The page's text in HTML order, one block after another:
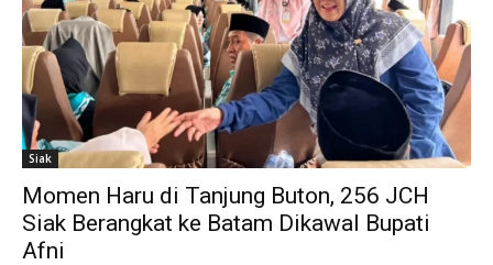
Siak
Momen Haru di Tanjung Buton, 256 JCH
Siak Berangkat ke Batam Dikawal Bupati
Afni